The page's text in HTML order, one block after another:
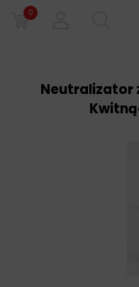
0
Neutralizator